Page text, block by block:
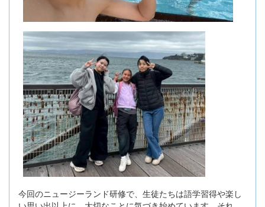
今回のニュージーランド研修で、生徒たちは語学習得や楽し